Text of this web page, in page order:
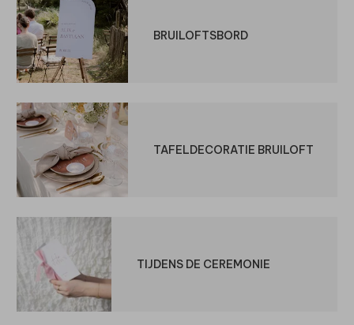
BRUILOFTSBORD
TAFELDECORATIE BRUILOFT
TIJDENS DE CEREMONIE